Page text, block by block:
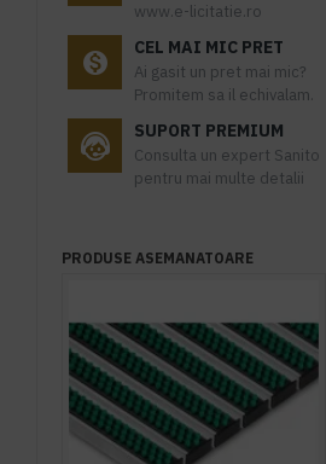
www.e-licitatie.ro
CEL MAI MIC PRET
Ai gasit un pret mai mic?
Promitem sa il echivalam.
SUPORT PREMIUM
Consulta un expert Sanito
pentru mai multe detalii
PRODUSE ASEMANATOARE